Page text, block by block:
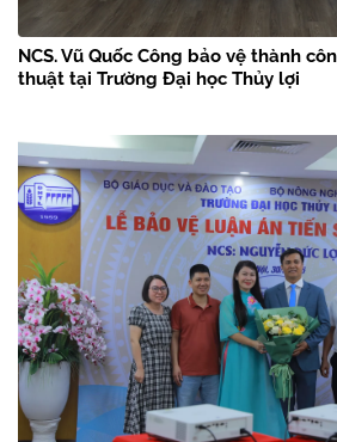
NCS. Vũ Quốc Công bảo vệ thành
thuật tại Trường Đại học Thủy lợi